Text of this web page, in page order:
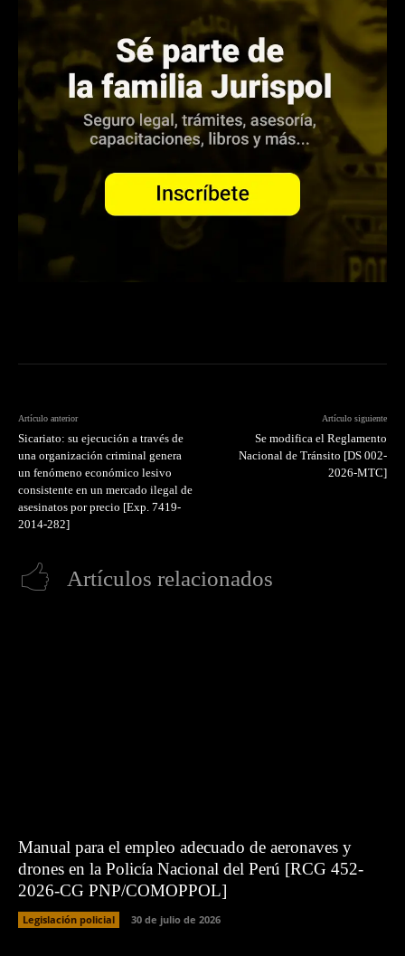
Artículo anterior
Sicariato: su ejecución a través de
una organización criminal genera
un fenómeno económico lesivo
consistente en un mercado ilegal de
asesinatos por precio [Exp. 7419-
2014-282]
Artículo siguiente
Se modifica el Reglamento
Nacional de Tránsito [DS 002-
2026-MTC]
Artículos relacionados
Manual para el empleo adecuado de aeronaves y
drones en la Policía Nacional del Perú [RCG 452-
2026-CG PNP/COMOPPOL]
Legislación policial 30 de julio de 2026